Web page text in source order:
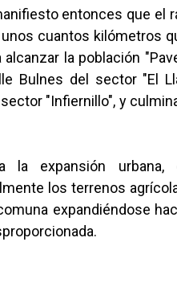
entonces que el
cuantos kilómetros
la población
Bulnes del sector "El
"Infiernillo", y
expansión urbana,
los terrenos
expandiéndose